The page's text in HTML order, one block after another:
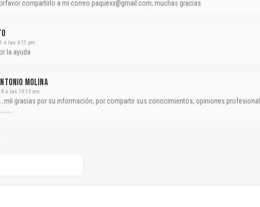
compartirlo a mi correo paquexx@gmail.com, muchas gracias
a las 6:11 pm
la ayuda
MOLINA
a las 10:13 am
gracias por su información, por compartir sus conocimientos, opiniones